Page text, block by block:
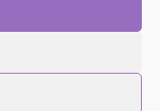
C.G.V.